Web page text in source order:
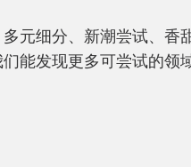
元细分、新潮尝试、香
能发现更多可尝试的领